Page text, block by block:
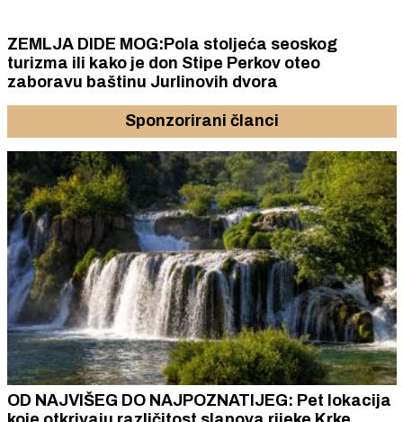
ZEMLJA DIDE MOG:Pola stoljeća seoskog
turizma ili kako je don Stipe Perkov oteo
zaboravu baštinu Jurlinovih dvora
Sponzorirani članci
OD NAJVIŠEG DO NAJPOZNATIJEG: Pet lokacija